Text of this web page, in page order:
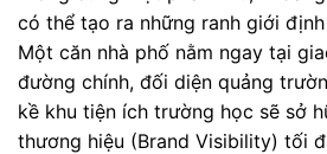
có thể tạo ra những ranh giới
Một căn nhà phố nằm ngay tại
đường chính, đối diện quảng
kề khu tiện ích trường học sẽ sở
thương hiệu (Brand Visibility) tối